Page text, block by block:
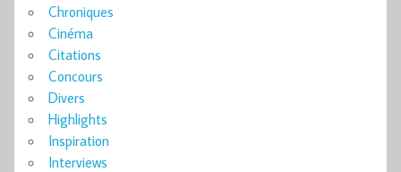
Chroniques
Cinéma
Citations
Concours
Divers
Highlights
Inspiration
Interviews